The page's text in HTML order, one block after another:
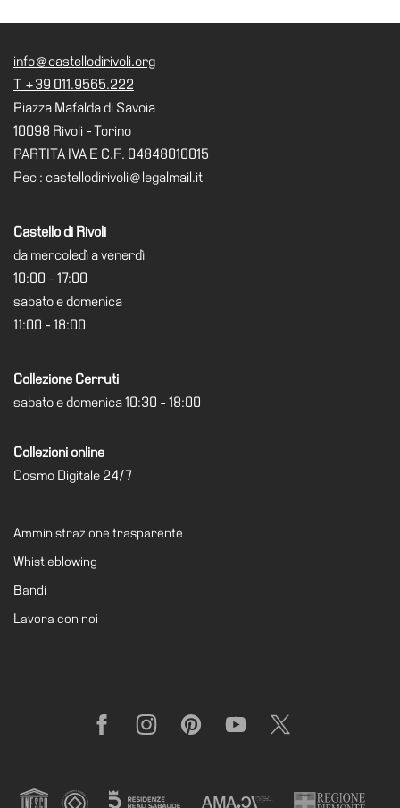
info@castellodirivoli.org
T +39 011.9565.222
Piazza Mafalda di Savoia
10098 Rivoli - Torino
PARTITA IVA E C.F. 04848010015
Pec : castellodirivoli@legalmail.it
Castello di Rivoli
da mercoledì a venerdì
10:00 - 17:00
sabato e domenica
11:00 - 18:00
Collezione Cerruti
sabato e domenica 10:30 - 18:00
Collezioni online
Cosmo Digitale 24/7
Amministrazione trasparente
Whistleblowing
Bandi
Lavora con noi
FacebookInstagramPinterestYouTube X